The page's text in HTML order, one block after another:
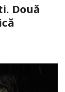
Două